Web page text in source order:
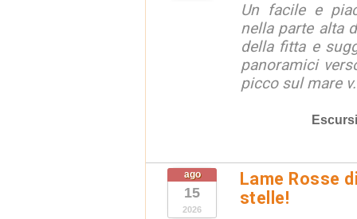
Un facile e
nella parte alta
della fitta e
panoramici
picco sul mare
ago
15
2026
Lame Rosse
stelle!